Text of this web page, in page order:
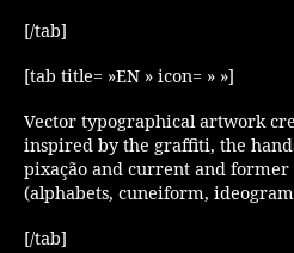
[/tab]
[tab title= »EN » icon= » »]
Vector typographical artwork
inspired by the graffiti, the
pixação and current and
(alphabets, cuneiform,
[/tab]